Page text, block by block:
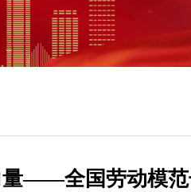
——全国劳动模